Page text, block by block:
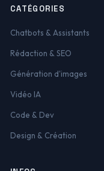
CATÉGORIES
Chatbots & Assistants
Rédaction & SEO
Génération d'images
Vidéo IA
Code & Dev
Design & Création